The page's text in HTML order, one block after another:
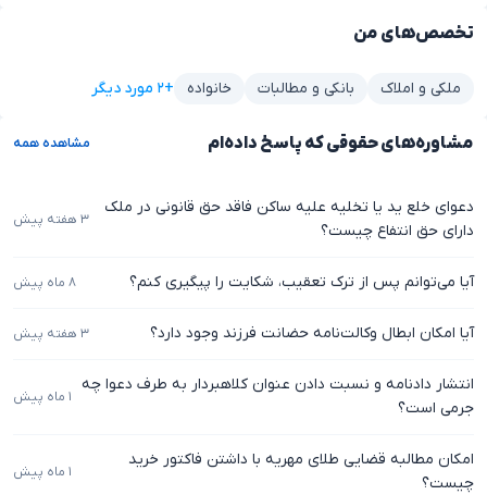
تخصص‌های من
ملکی و املاک بانکی و مطالبات خانواده +۲ مورد دیگر
مشاوره‌های حقوقی که پاسخ داده‌ام مشاهده همه
دعوای خلع ید یا تخلیه علیه ساکن فاقد حق قانونی در ملک
دارای حق انتفاع چیست؟
۳ هفته پیش
آیا می‌توانم پس از ترک تعقیب، شکایت را پیگیری کنم؟ ۸ ماه پیش
آیا امکان ابطال وکالت‌نامه حضانت فرزند وجود دارد؟ ۳ هفته پیش
انتشار دادنامه و نسبت دادن عنوان کلاهبردار به طرف دعوا چه
جرمی است؟
۱ ماه پیش
امکان مطالبه قضایی طلای مهریه با داشتن فاکتور خرید
چیست؟
۱ ماه پیش